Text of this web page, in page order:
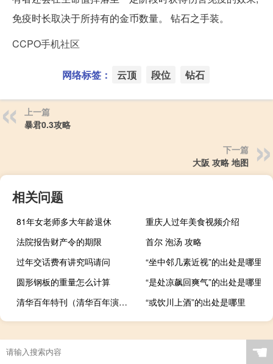
免疫时长取决于所持有的金币数量。 钻石之手装。
CCPO手机社区
网络标签： 云顶 段位 钻石
上一篇
暴君0.3攻略
下一篇
大阪 攻略 地图
相关问题
81年女老师多大年龄退休
重庆人过年美食视频介绍
法院报告财产令的期限
首尔 泡汤 攻略
过年交话费有讲究吗请问
“坐中邻几素近视”的出处是哪里
圆形钢板的重量怎么计算
“是处凉飙回爽气”的出处是哪里
清华百年特刊（清华百年演义(1911-2011)简介）
“或饮川上酒”的出处是哪里
☚